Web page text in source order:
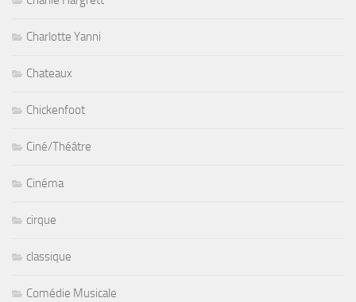
Charlotte Yanni
Chateaux
Chickenfoot
Ciné/Théâtre
Cinéma
cirque
classique
Comédie Musicale